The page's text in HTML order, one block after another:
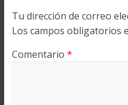
Tu dirección de correo
Los campos obligatorios
Comentario *